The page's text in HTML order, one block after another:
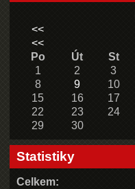
<<
<<
Po
Út St
1
2 3
8
9 10
15
16 17
22
23 24
29
30
Statistiky
Celkem: